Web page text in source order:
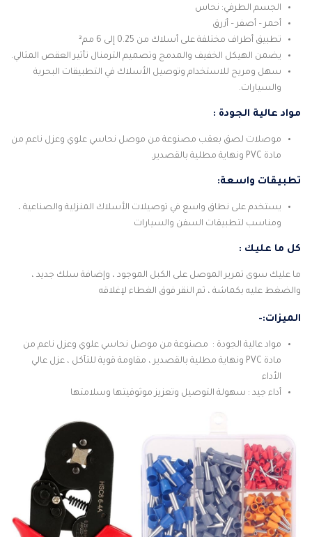
الجسم الطرفي: نحاس
​​أحمر – أصفر – أزرق
تطبيق أطراف مختلفة على أسلاك من 0.25 إلى 6 مم²
يضمن الهيكل الخفيف والمدمج وتصميم الترمنال تأثير العقص المثالي.
سهل ومريح للاستخدام وتوصيل الأسلاك في التطبيقات البحرية
والسيارات.
مواد عالية الجودة :
موصلات لصق بعقب مصنوعة من موصل نحاسي علوي وعزل ناعم من
مادة PVC ونهاية مطلية بالقصدير.
تطبيقات واسعة:
يستخدم على نطاق واسع في توصيلات الأسلاك المنزلية والصناعية ،
ومناسب لتطبيقات السفن والسيارات
كل ما عليك :
ما عليك سوى تمرير الموصل على الكبل الموجود ، وإضافة سلك جديد ،
والضغط عليه بكماشة ، ثم النقر فوق الغطاء لإغلاقه
الميزات:-
مواد عالية الجودة : مصنوعة من موصل نحاسي علوي وعزل ناعم من
مادة PVC ونهاية مطلية بالقصدير ، مقاومة قوية للتآكل ، عزل عالي
الأداء
أداء جيد : سهولة التوصيل وتعزيز موثوقيتها وسلامتها